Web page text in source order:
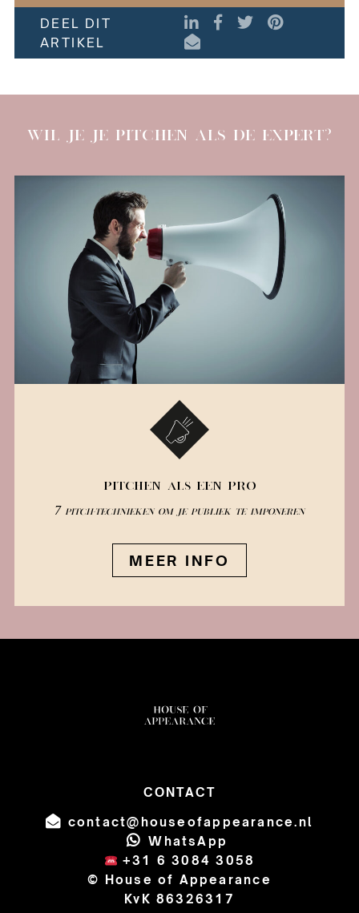
DEEL DIT
ARTIKEL
LinkedIn
Facebook
TwitterPinterest
E-mail
WIL JE JE PITCHEN ALS DE EXPERT?
PITCHEN ALS EEN PRO
7 pitch-technieken om je publiek te imponeren
MEER INFO
CONTACT
contact@houseofappearance.nl
WhatsApp
+31 6 3084 3058
© House of Appearance
KvK 86326317